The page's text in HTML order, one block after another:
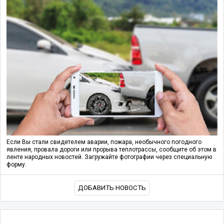
Если Вы стали свидетелем аварии, пожара, необычного погодного
явления, провала дороги или прорыва теплотрассы, сообщите об этом в
ленте народных новостей. Загружайте фотографии через специальную
форму.
ДОБАВИТЬ НОВОСТЬ